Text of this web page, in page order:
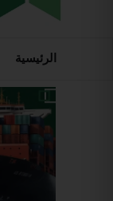
الرئيسية